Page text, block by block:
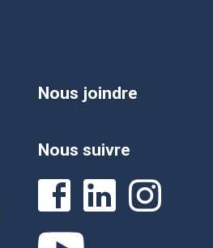
Nous joindre
Nous suivre